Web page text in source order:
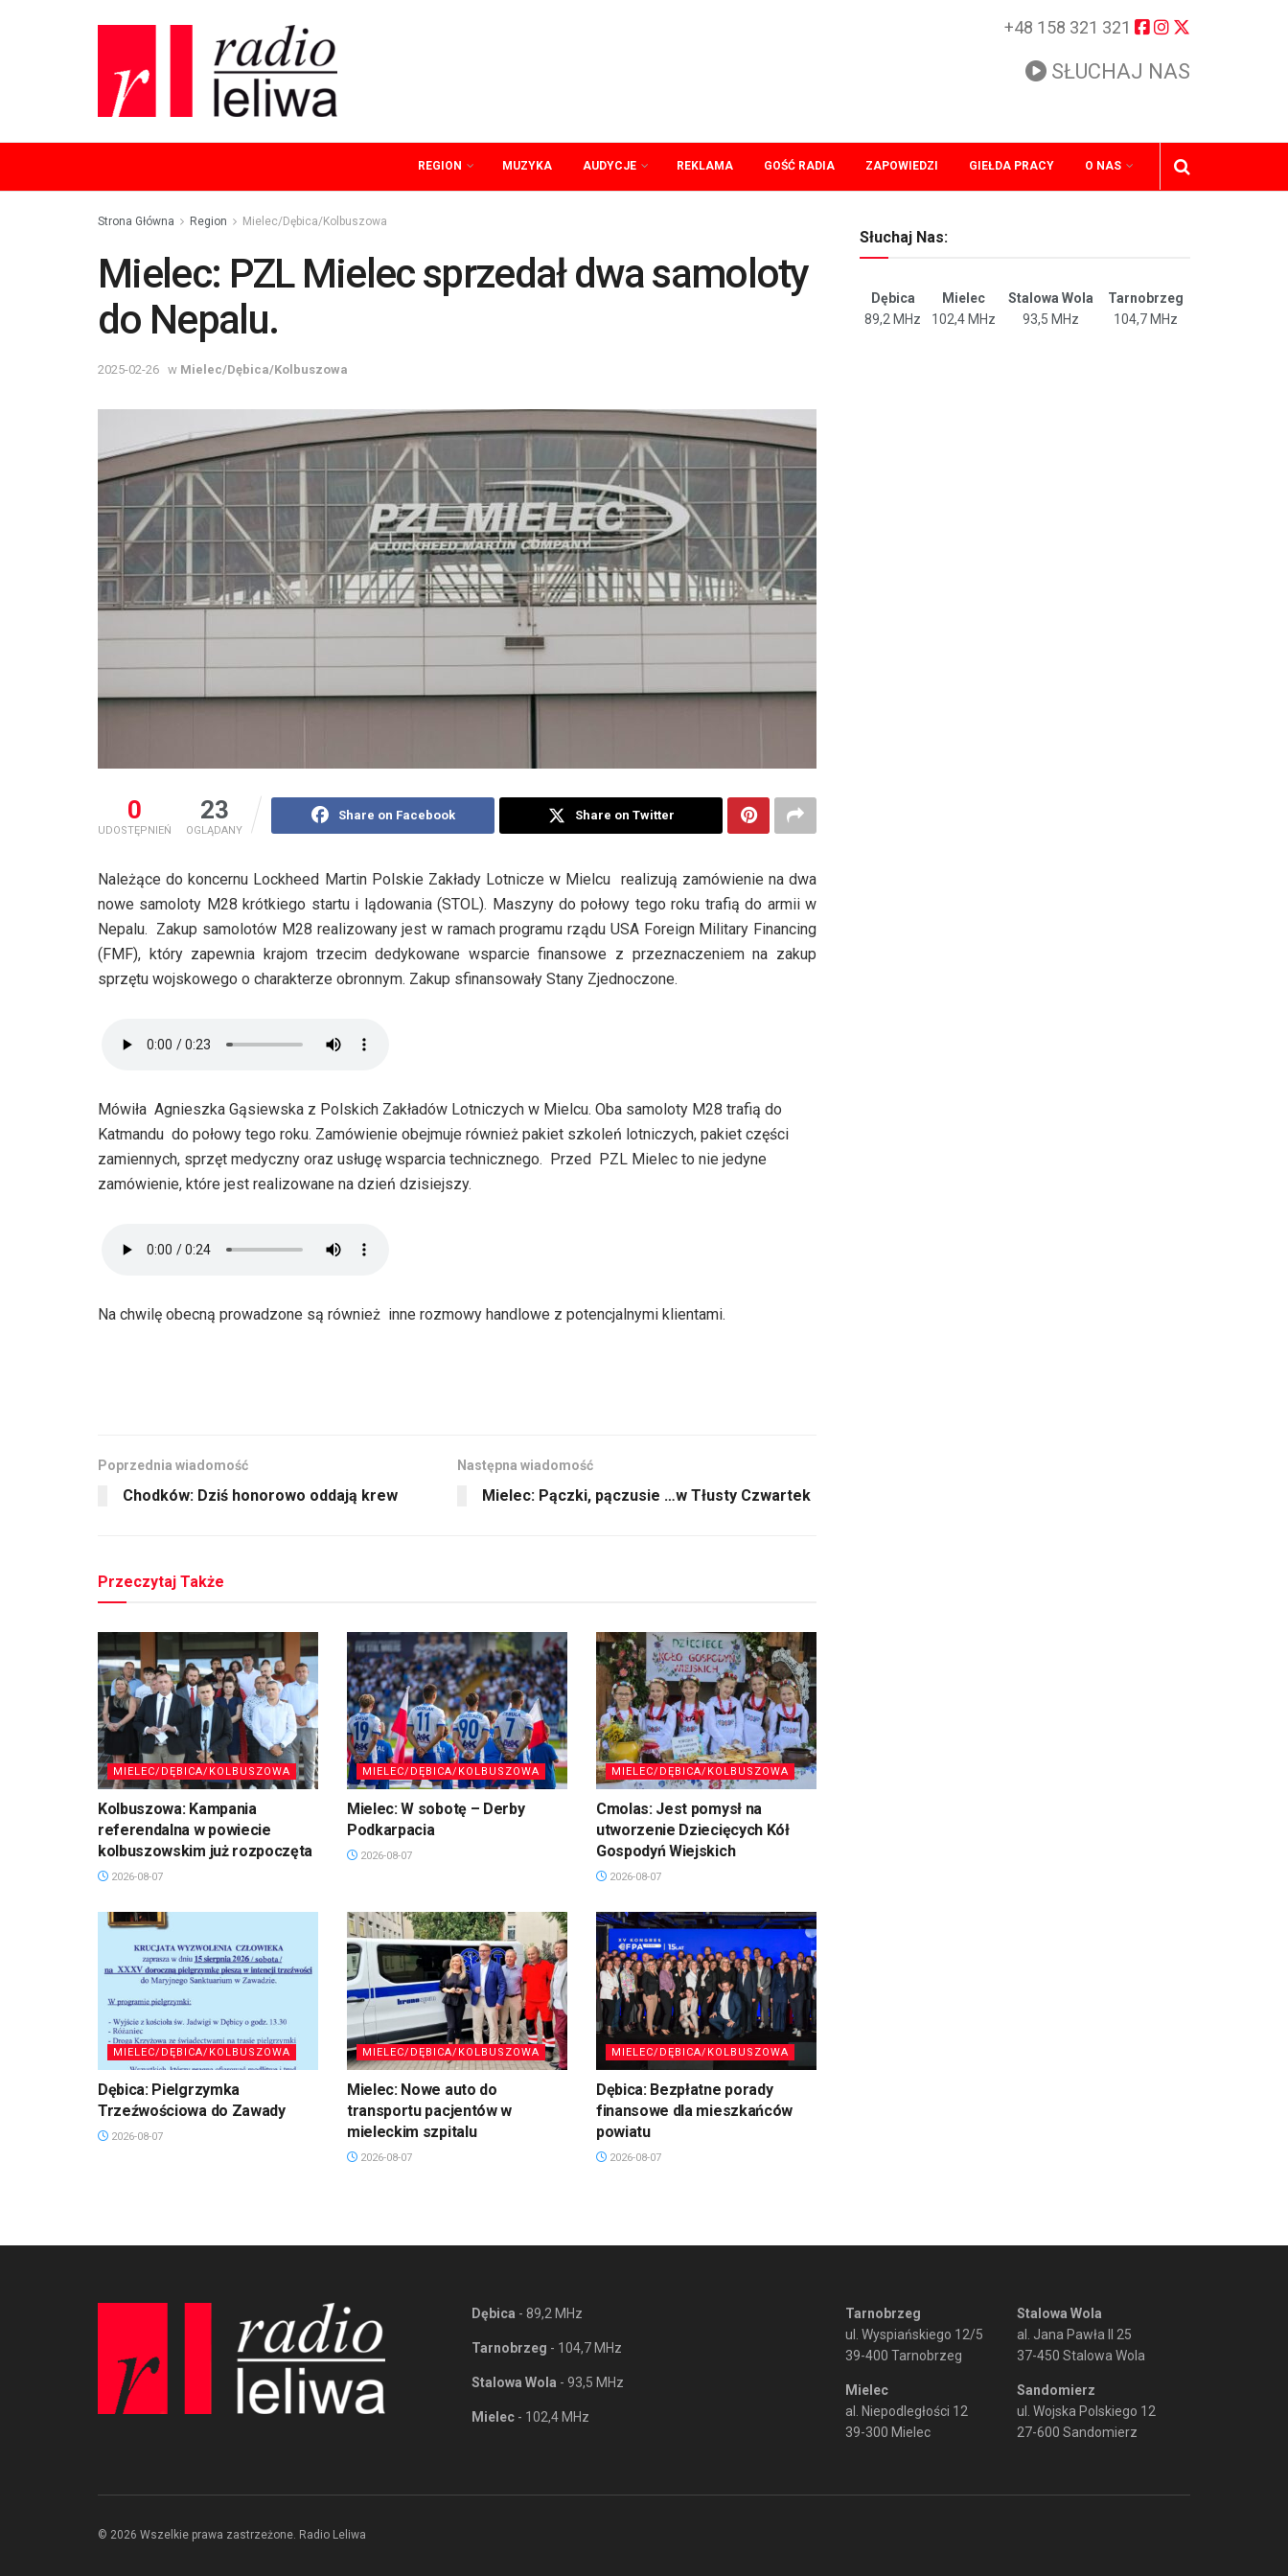
+48 158 321 321
SŁUCHAJ NAS
REGION MUZYKA AUDYCJE REKLAMA GOŚĆ RADIA ZAPOWIEDZI GIEŁDA PRACY O NAS
Strona Główna Region Mielec/Dębica/Kolbuszowa
Mielec: PZL Mielec sprzedał dwa samoloty
do Nepalu.
2025-02-26 w Mielec/Dębica/Kolbuszowa
0
UDOSTĘPNIEŃ
23
OGLĄDANY
Share on Facebook Share on Twitter
Należące do koncernu Lockheed Martin Polskie Zakłady Lotnicze w Mielcu realizują zamówienie na dwa
nowe samoloty M28 krótkiego startu i lądowania (STOL). Maszyny do połowy tego roku trafią do armii w
Nepalu. Zakup samolotów M28 realizowany jest w ramach programu rządu USA Foreign Military Financing
(FMF), który zapewnia krajom trzecim dedykowane wsparcie finansowe z przeznaczeniem na zakup
sprzętu wojskowego o charakterze obronnym. Zakup sfinansowały Stany Zjednoczone.
Mówiła Agnieszka Gąsiewska z Polskich Zakładów Lotniczych w Mielcu. Oba samoloty M28 trafią do
Katmandu do połowy tego roku. Zamówienie obejmuje również pakiet szkoleń lotniczych, pakiet części
zamiennych, sprzęt medyczny oraz usługę wsparcia technicznego. Przed PZL Mielec to nie jedyne
zamówienie, które jest realizowane na dzień dzisiejszy.
Na chwilę obecną prowadzone są również inne rozmowy handlowe z potencjalnymi klientami.
Poprzednia wiadomość
Chodków: Dziś honorowo oddają krew
Następna wiadomość
Mielec: Pączki, pączusie …w Tłusty Czwartek
Przeczytaj Także
MIELEC/DĘBICA/KOLBUSZOWA
Kolbuszowa: Kampania
referendalna w powiecie
kolbuszowskim już rozpoczęta
2026-08-07
MIELEC/DĘBICA/KOLBUSZOWA
Mielec: W sobotę – Derby
Podkarpacia
2026-08-07
MIELEC/DĘBICA/KOLBUSZOWA
Cmolas: Jest pomysł na
utworzenie Dziecięcych Kół
Gospodyń Wiejskich
2026-08-07
MIELEC/DĘBICA/KOLBUSZOWA
Dębica: Pielgrzymka
Trzeźwościowa do Zawady
2026-08-07
MIELEC/DĘBICA/KOLBUSZOWA
Mielec: Nowe auto do
transportu pacjentów w
mieleckim szpitalu
2026-08-07
MIELEC/DĘBICA/KOLBUSZOWA
Dębica: Bezpłatne porady
finansowe dla mieszkańców
powiatu
2026-08-07
Słuchaj Nas:
Dębica Mielec Stalowa Wola
Tarnobrzeg
89,2 MHz
102,4 MHz 93,5 MHz 104,7 MHz
Dębica - 89,2 MHz
Tarnobrzeg - 104,7 MHz
Stalowa Wola - 93,5 MHz
Mielec - 102,4 MHz
Tarnobrzeg
ul. Wyspiańskiego 12/5
39-400 Tarnobrzeg
Mielec
al. Niepodległości 12
39-300 Mielec
Stalowa Wola
al. Jana Pawła II 25
37-450 Stalowa Wola
Sandomierz
ul. Wojska Polskiego 12
27-600 Sandomierz
© 2026 Wszelkie prawa zastrzeżone. Radio Leliwa